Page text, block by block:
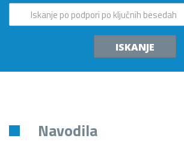
ISKANJE
Navodila